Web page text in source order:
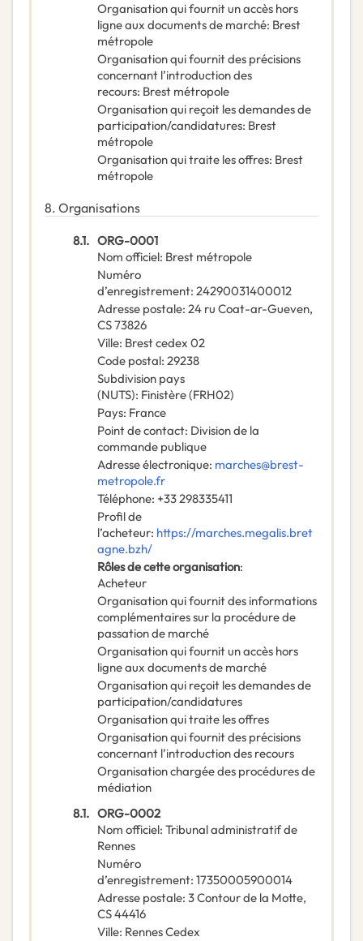
Organisation qui fournit un accès hors
ligne aux documents de marché: Brest
métropole
Organisation qui fournit des précisions
concernant l’introduction des
recours: Brest métropole
Organisation qui reçoit les demandes de
participation/candidatures: Brest
métropole
Organisation qui traite les offres: Brest
métropole
8. Organisations
8.1. ORG-0001
Nom officiel: Brest métropole
Numéro
d’enregistrement: 24290031400012
Adresse postale: 24 ru Coat-ar-Gueven,
CS 73826
Ville: Brest cedex 02
Code postal: 29238
Subdivision pays
(NUTS): Finistère(FRH02)
Pays: France
Point de contact: Division de la
commande publique
Adresse électronique: marches@brest-
metropole.fr
Téléphone: +33 298335411
Profil de
l’acheteur: https://marches.megalis.bret
agne.bzh/
Rôles de cette organisation:
Acheteur
Organisation qui fournit des informations
complémentaires sur la procédure de
passation de marché
Organisation qui fournit un accès hors
ligne aux documents de marché
Organisation qui reçoit les demandes de
participation/candidatures
Organisation qui traite les offres
Organisation qui fournit des précisions
concernant l’introduction des recours
Organisation chargée des procédures de
médiation
8.1. ORG-0002
Nom officiel: Tribunal administratif de
Rennes
Numéro
d’enregistrement: 17350005900014
Adresse postale: 3 Contour de la Motte,
CS 44416
Ville: Rennes Cedex